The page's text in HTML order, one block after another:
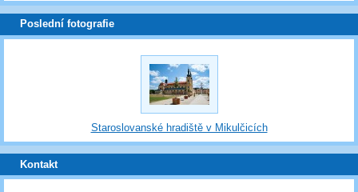
Poslední fotografie
Staroslovanské hradiště v Mikulčicích
Kontakt